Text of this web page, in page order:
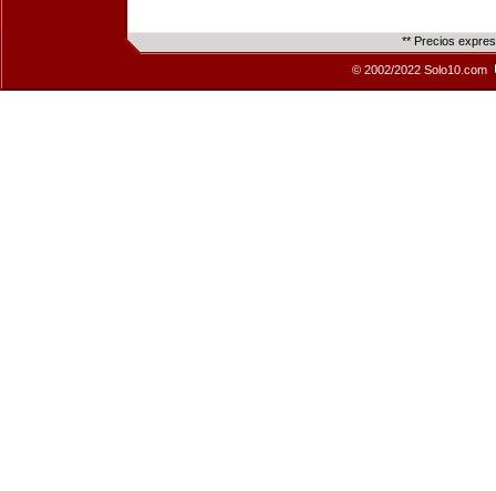
** Precios
© 2002/2022 Solo10.com